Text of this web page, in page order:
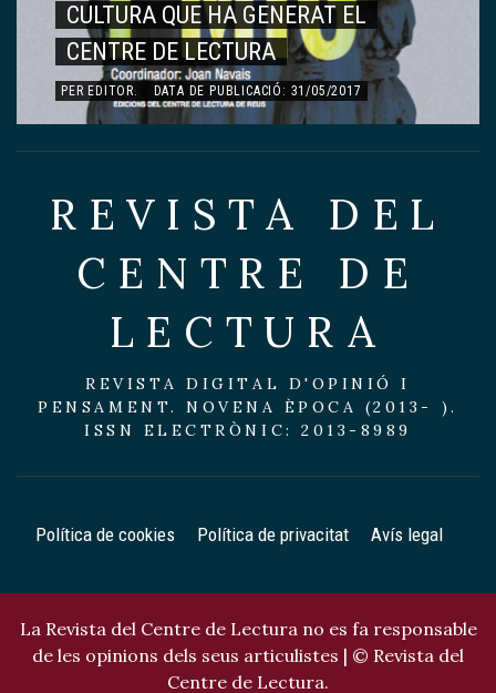
142 – VIATGE AL CENTRE DE
LECTURA
PER EDITOR. DATA DE PUBLICACIÓ: 15/05/2017
REVISTA DEL
CENTRE DE
LECTURA
REVISTA DIGITAL D'OPINIÓ I
PENSAMENT. NOVENA ÈPOCA (2013- ).
ISSN ELECTRÒNIC: 2013-8989
Política de cookies Política de privacitat Avís legal
La Revista del Centre de Lectura no es fa responsable
de les opinions dels seus articulistes | © Revista del
Centre de Lectura.